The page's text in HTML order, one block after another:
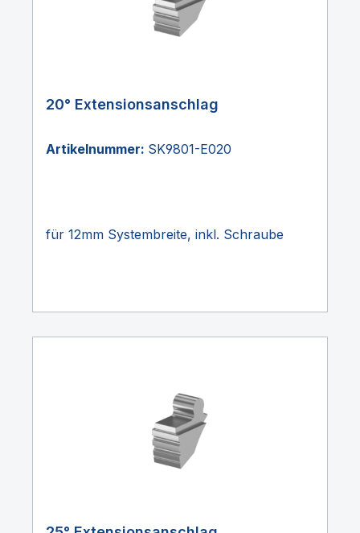
20° Extensionsanschlag
Artikelnummer: SK9801-E020
für 12mm Systembreite, inkl. Schraube